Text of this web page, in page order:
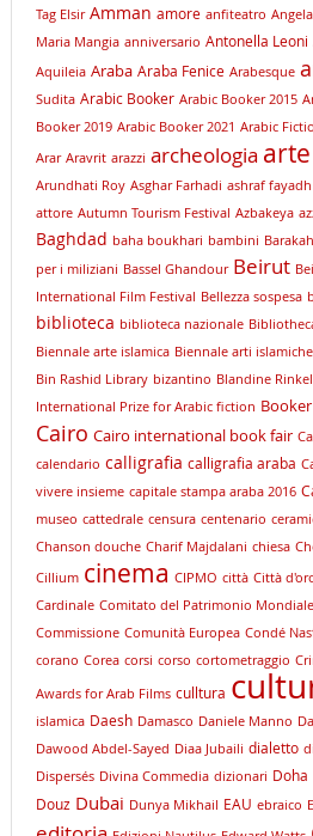
Tag Elsir Amman amore anfiteatro
Maria Mangia anniversario Antonella Leoni
Aquileia Araba Araba Fenice Arabesque
Sudita Arabic Booker Arabic Booker 2015
Booker 2019 Arabic Booker 2021 Arabic
Arar Aravrit arazzi archeologia arte
Arundhati Roy Asghar Farhadi ashraf fayadh
attore Autumn Tourism Festival Azbakeya
Baghdad baha boukhari bambini
per i miliziani Bassel Ghandour Beirut
International Film Festival Bellezza sospesa
biblioteca biblioteca nazionale
Biennale arte islamica Biennale arti islamiche
Bin Rashid Library bizantino Blandine Rinkel
International Prize for Arabic fiction
Cairo Cairo international book fair
calendario calligrafia calligrafia araba
vivere insieme capitale stampa araba 2016
museo cattedrale censura centenario
Chanson douche Charif Majdalani chiesa
Cillium cinema CIPMO città Città
Cardinale Comitato del Patrimonio
Commissione Comunità Europea Condé
corano Corea corsi corso cortometraggio
Awards for Arab Films culltura
islamica Daesh Damasco Daniele Manno
Dawood Abdel-Sayed Diaa Jubaili dialetto
Dispersés Divina Commedia dizionari Doha
Douz Dubai Dunya Mikhail EAU ebraico